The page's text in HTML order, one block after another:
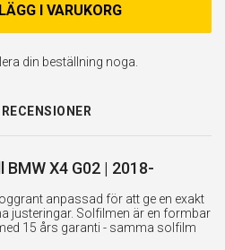
LÄGG I VARUKORG
din beställning noga.
RECENSIONER
X4 G02 | 2018-
anpassad för att ge en exakt
justeringar. Solfilmen är en formbar
15 års garanti - samma solfilm